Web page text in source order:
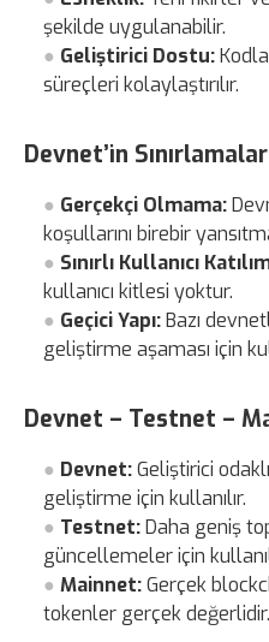
şekilde uygulanabilir.
Geliştirici Dostu:
süreçleri kolaylaştırılır.
Devnet’in
Gerçekçi Olmama:
koşullarını birebir
Sınırlı Kullanıcı
kullanıcı kitlesi yoktur.
Geçici Yapı:Bazı
geliştirme aşaması için
Devnet – Testnet –
Devnet:Geliştirici
geliştirme için kullanılır.
Testnet:Daha geniş
güncellemeler için
Mainnet:Gerçek
tokenler gerçek değerlidir.